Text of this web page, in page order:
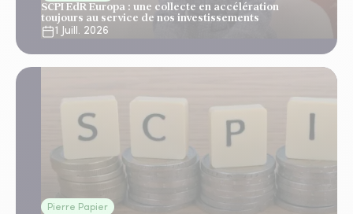
SCPI EdR Europa : une collecte en accélération
toujours au service de nos investissements
1 Juill. 2026
Pierre Papier